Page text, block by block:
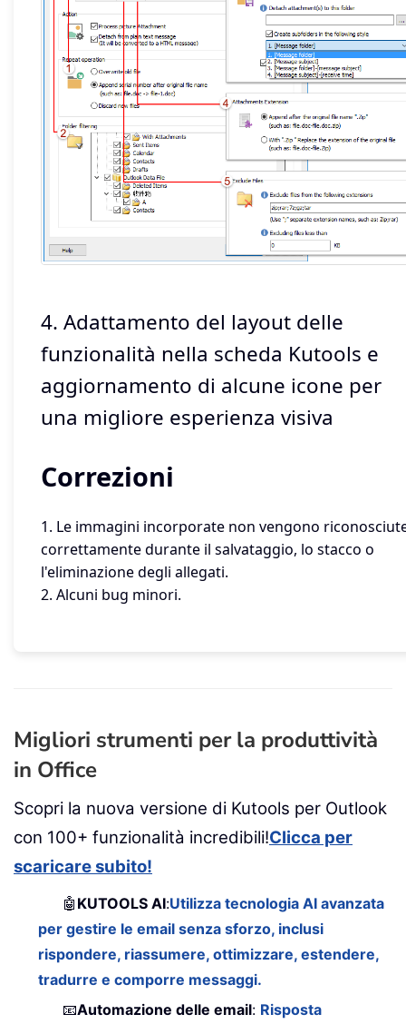
4. Adattamento del layout delle
funzionalità nella scheda Kutools e
aggiornamento di alcune icone per
una migliore esperienza visiva
Correzioni
1. Le immagini incorporate non vengono
correttamente durante il salvataggio, lo stacco o
l'eliminazione degli allegati.
2. Alcuni bug minori.
Migliori strumenti per la produttività
in Office
Scopri la nuova versione di Kutools per Outlook
con 100+ funzionalità incredibili!Clicca per
scaricare subito!
🤖 KUTOOLS AI:Utilizza tecnologia AI avanzata
per gestire le email senza sforzo, inclusi
rispondere, riassumere, ottimizzare, estendere,
tradurre e comporre messaggi.
📧Automazione delle email: Risposta